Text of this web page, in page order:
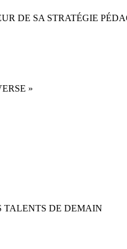
DE SA STRATÉGIE
»
TALENTS DE DEMAIN